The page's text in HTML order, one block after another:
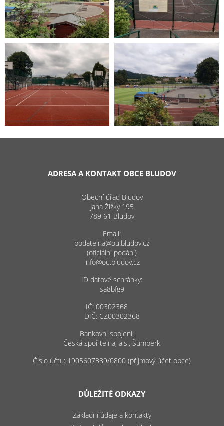
ADRESA A KONTAKT OBCE BLUDOV
Obecní úřad Bludov
Jana Žižky 195
789 61 Bludov
Email:
podatelna@ou.bludov.cz
(oficiální podání)
info@ou.bludov.cz
ID datové schránky:
sa8bfg9
IČ: 00302368
DIČ: CZ00302368
Bankovní spojení:
Česká spořitelna, a.s., Šumperk
Číslo účtu: 1905607389/0800 (příjmový účet obce)
DŮLEŽITÉ ODKAZY
Základní údaje a kontakty